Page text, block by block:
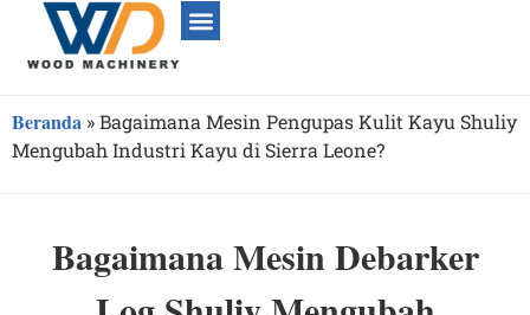
Beranda »Bagaimana Mesin Pengupas Kulit Kayu Shuliy
Mengubah Industri Kayu di Sierra Leone?
Bagaimana Mesin Debarker